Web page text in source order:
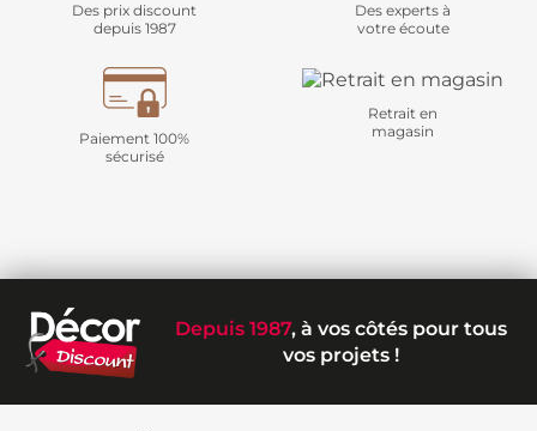
Des prix discount
depuis 1987
Des experts à
votre écoute
Paiement 100%
sécurisé
Retrait en
magasin
Depuis 1987, à vos côtés pour tous
vos projets !